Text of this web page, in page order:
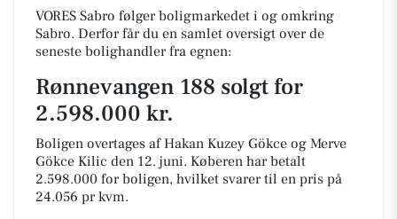
VORES Sabro følger boligmarkedet i og omkring
Sabro. Derfor får du en samlet oversigt over de
seneste bolighandler fra egnen:
Rønnevangen 188 solgt for
2.598.000 kr.
Boligen overtages af Hakan Kuzey Gökce og Merve
Gökce Kilic den 12. juni. Køberen har betalt
2.598.000 for boligen, hvilket svarer til en pris på
24.056 pr kvm.